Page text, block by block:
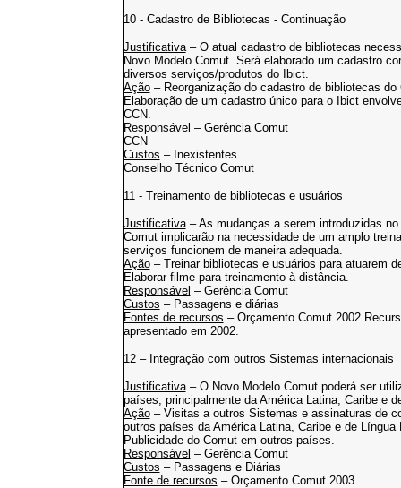
10 - Cadastro de Bibliotecas - Continuação
Justificativa– O atual cadastro de bibliotecas
Novo Modelo Comut. Será elaborado um cadastro
diversos serviços/produtos do Ibict.
Ação– Reorganização do cadastro de bibliotecas do
Elaboração de um cadastro único para o Ibict
CCN.
Responsável – Gerência Comut
CCN
Custos – Inexistentes
Conselho Técnico Comut
11 - Treinamento de bibliotecas e usuários
Justificativa– As mudanças a serem introduzidas
Comut implicarão na necessidade de um amplo
serviços funcionem de maneira adequada.
Ação– Treinar bibliotecas e usuários para atuarem
Elaborar filme para treinamento à distância.
Responsável – Gerência Comut
Custos – Passagens e diárias
Fontes de recursos – Orçamento Comut 2002
apresentado em 2002.
12 – Integração com outros Sistemas internacionais
Justificativa– O Novo Modelo Comut poderá ser
países, principalmente da América Latina, Caribe e
Ação– Visitas a outros Sistemas e assinaturas de
outros países da América Latina, Caribe e de Língua
Publicidade do Comut em outros países.
Responsável – Gerência Comut
Custos – Passagens e Diárias
Fonte de recursos – Orçamento Comut 2003